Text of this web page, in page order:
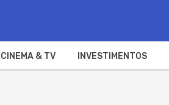
CINEMA & TV INVESTIMENTOS